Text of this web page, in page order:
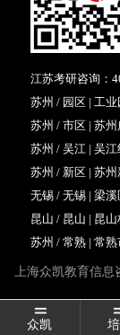
江苏考研咨询：
苏州 / 园区 | 工
苏州 / 市区 | 苏
苏州 / 吴江 | 吴
苏州 / 新区 | 苏
无锡 / 无锡 | 梁
昆山 / 昆山 | 昆
苏州 / 常熟 | 常
上海众凯教育信息
众凯